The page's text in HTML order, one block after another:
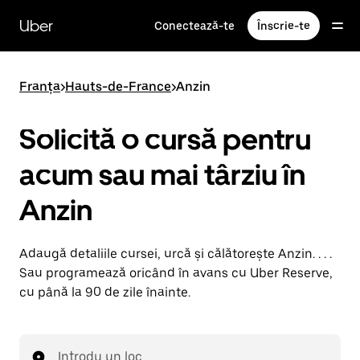
direct
conținutul
principal
Uber Conectează-te Înscrie-te
Franța>Hauts-de-France>Anzin
Solicită o cursă pentru
acum sau mai târziu în
Anzin
Adaugă detaliile cursei, urcă și călătorește Anzin. . . .
Sau programează oricând în avans cu Uber Reserve,
cu până la 90 de zile înainte.
Introdu un loc